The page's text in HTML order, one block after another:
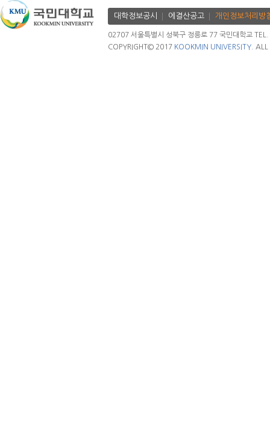
대학정보공시 에결산공고 개인정보처리방
02707 서울특별시 성북구 정릉로 77 국민대학교
COPYRIGHT© 2017 KOOKMIN UNIVERSITY. ALL